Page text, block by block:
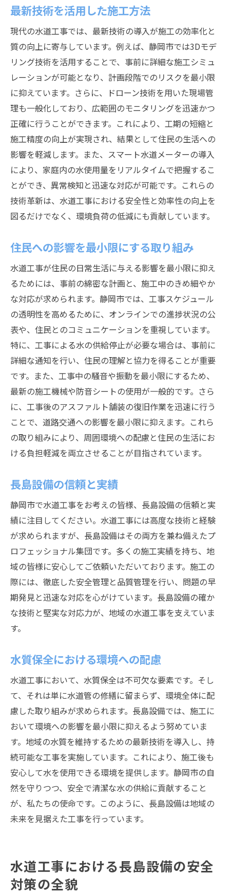
長島設備が実現する水道工事の高い安全性
施工中のリアルタイム安全チェック
徹底した品質管理体制
安全意識を高める社内教育
安心して任せられる施工実績
業界基準を超える安全基準の設定
徹底した管理体制で水道工事の品質を保証
管理体制の強化と改善
施工前後の厳密なチェック
品質向上のための継続的な研修
顧客満足度を高めるアフターサービス
品質保証に関する透明な情報提供
静岡市の水道工事で求められる技術と安全性
静岡市特有の地形に対応した技術
施工における安全基準の徹底
最新技術と伝統技術の融合
高精度な施工を支える技術者育成
施工現場での安全文化の醸成
安全性能を高めるための技術革新
長島設備の水道工事が信頼される理由とは
長年の経験と実績に基づく信頼性
顧客第一主義のサービス提供
透明性のある施工プロセス
顧客とのコミュニケーションの重視
地域社会への貢献と責任
常に高品質の施工を追求する姿勢
最新技術を活用した施工方法
現代の水道工事では、最新技術の導入が施工の効率化と
質の向上に寄与しています。例えば、静岡市では3Dモデ
リング技術を活用することで、事前に詳細な施工シミュ
レーションが可能となり、計画段階でのリスクを最小限
に抑えています。さらに、ドローン技術を用いた現場管
理も一般化しており、広範囲のモニタリングを迅速かつ
正確に行うことができます。これにより、工期の短縮と
施工精度の向上が実現され、結果として住民の生活への
影響を軽減します。また、スマート水道メーターの導入
により、家庭内の水使用量をリアルタイムで把握するこ
とができ、異常検知と迅速な対応が可能です。これらの
技術革新は、水道工事における安全性と効率性の向上を
図るだけでなく、環境負荷の低減にも貢献しています。
住民への影響を最小限にする取り組み
水道工事が住民の日常生活に与える影響を最小限に抑え
るためには、事前の綿密な計画と、施工中のきめ細やか
な対応が求められます。静岡市では、工事スケジュール
の透明性を高めるために、オンラインでの進捗状況の公
表や、住民とのコミュニケーションを重視しています。
特に、工事による水の供給停止が必要な場合は、事前に
詳細な通知を行い、住民の理解と協力を得ることが重要
です。また、工事中の騒音や振動を最小限にするため、
最新の施工機械や防音シートの使用が一般的です。さら
に、工事後のアスファルト舗装の復旧作業を迅速に行う
ことで、道路交通への影響を最小限に抑えます。これら
の取り組みにより、周囲環境への配慮と住民の生活にお
ける負担軽減を両立させることが目指されています。
長島設備の信頼と実績
静岡市で水道工事をお考えの皆様、長島設備の信頼と実
績に注目してください。水道工事には高度な技術と経験
が求められますが、長島設備はその両方を兼ね備えたプ
ロフェッショナル集団です。多くの施工実績を持ち、地
域の皆様に安心してご依頼いただいております。施工の
際には、徹底した安全管理と品質管理を行い、問題の早
期発見と迅速な対応を心がけています。長島設備の確か
な技術と堅実な対応力が、地域の水道工事を支えていま
す。
水質保全における環境への配慮
水道工事において、水質保全は不可欠な要素です。そし
て、それは単に水道管の修繕に留まらず、環境全体に配
慮した取り組みが求められます。長島設備では、施工に
おいて環境への影響を最小限に抑えるよう努めていま
す。地域の水質を維持するための最新技術を導入し、持
続可能な工事を実施しています。これにより、施工後も
安心して水を使用できる環境を提供します。静岡市の自
然を守りつつ、安全で清潔な水の供給に貢献すること
が、私たちの使命です。このように、長島設備は地域の
未来を見据えた工事を行っています。
水道工事における長島設備の安全
対策の全貌